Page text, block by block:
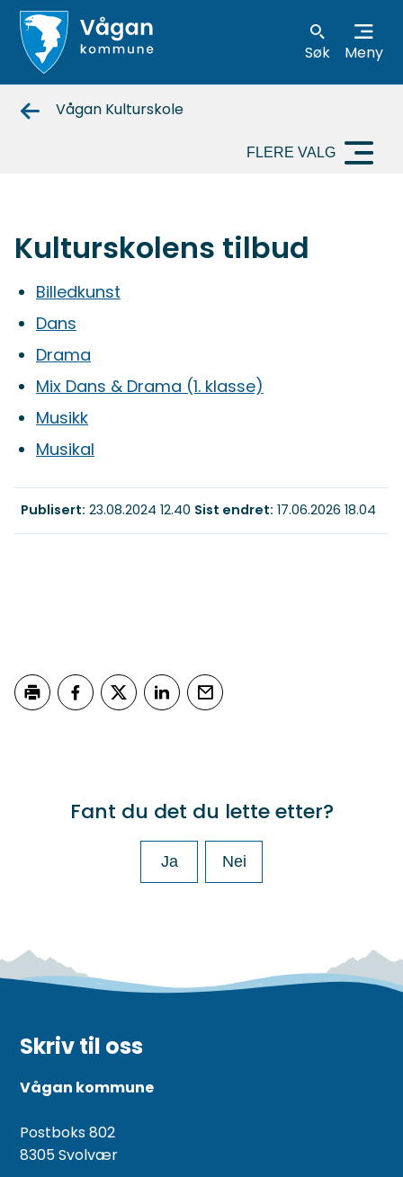
Vågan
Søk Meny
Vågan Kulturskole
FLERE VALG
Kulturskolens tilbud
Billedkunst
Dans
Drama
Mix Dans & Drama (1. klasse)
Musikk
Musikal
Publisert 23.08.2024 12.40 Sist endret 17.06.2026 18.04
Fant du det du lette etter?
Ja Nei
Skriv til oss
Vågan kommune
Postboks 802
8305 Svolvær